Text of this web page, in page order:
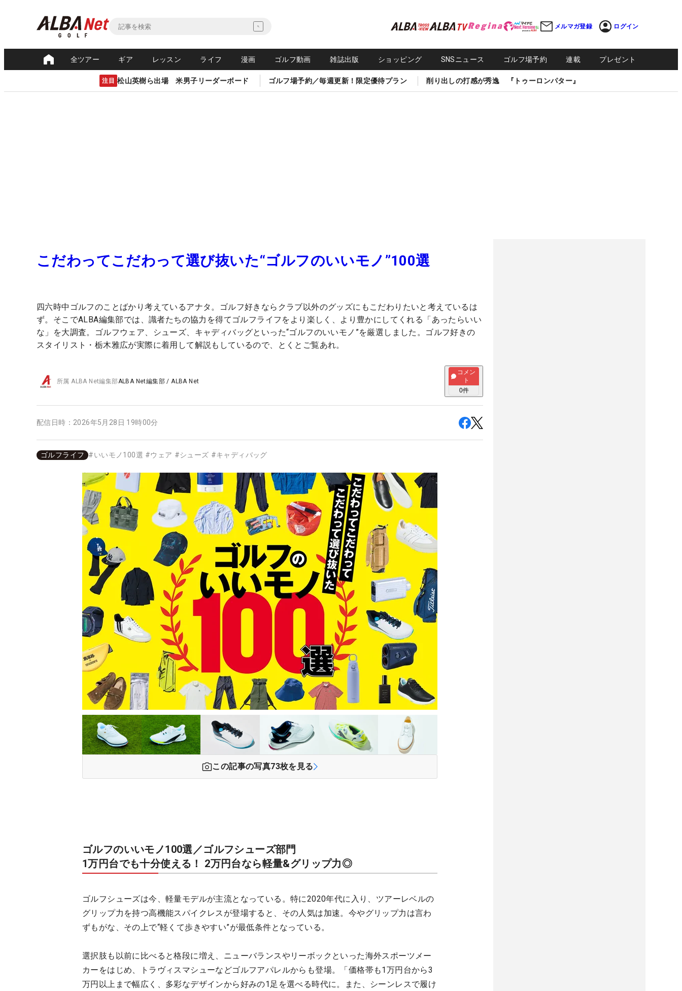
メルマガ登録 ログイン
全ツアー ギア レッスン ライフ 漫画 ゴルフ動画 雑誌出版 ショッピング SNSニュース ゴルフ場予約 連載 プレゼント
注目 松山英樹ら出場 米男子リーダーボード ゴルフ場予約／毎週更新！限定優待プラン 削り出しの打感が秀逸 『トゥーロンパター』
こだわってこだわって選び抜いた“ゴルフのいいモノ”100選
四六時中ゴルフのことばかり考えているアナタ。ゴルフ好きならクラブ以外のグッズにもこだわりたいと考えているは
ず。そこでALBA編集部では、識者たちの協力を得てゴルフライフをより楽しく、より豊かにしてくれる「あったらいい
な」を大調査。ゴルフウェア、シューズ、キャディバッグといった“ゴルフのいいモノ”を厳選しました。ゴルフ好きの
スタイリスト・栃木雅広が実際に着用して解説もしているので、とくとご覧あれ。
所属ALBA Net編集部ALBA Net編集部 /ALBA Net
コメン
ト
0件
配信日時： 2026年5月28日 19時00分
ゴルフライフ #いいモノ100選 #ウェア #シューズ #キャディバッグ
この記事の写真73枚を見る
ゴルフのいいモノ100選／ゴルフシューズ部門
1万円台でも十分使える！ 2万円台なら軽量&グリップ力◎
ゴルフシューズは今、軽量モデルが主流となっている。特に2020年代に入り、ツアーレベルの
グリップ力を持つ高機能スパイクレスが登場すると、その人気は加速。今やグリップ力は言わ
ずもがな、その上で“軽くて歩きやすい”が最低条件となっている。
選択肢も以前に比べると格段に増え、ニューバランスやリーボックといった海外スポーツメー
カーをはじめ、トラヴィスマシューなどゴルフアパレルからも登場。「価格帯も1万円台から3
万円以上まで幅広く、多彩なデザインから好みの1足を選べる時代に。また、シーンレスで履け